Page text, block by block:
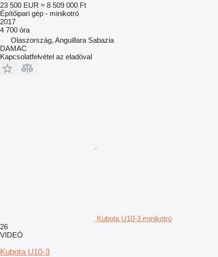
23 500 EUR ≈ 8 509 000 Ft
Építőipari gép - minikotró
2017
4 700 óra
Olaszország, Anguillara Sabazia
DAMAC
Kapcsolatfelvétel az eladóval
Kubota U10-3 minikotró
26
VIDEÓ
Kubota U10-3